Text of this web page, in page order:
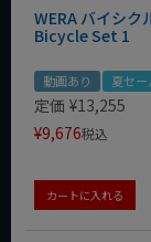
WERA バイシク
Bicycle Set 1
動画あり 夏セー
定価 ¥13,255
¥9,676税込
カートに入れる